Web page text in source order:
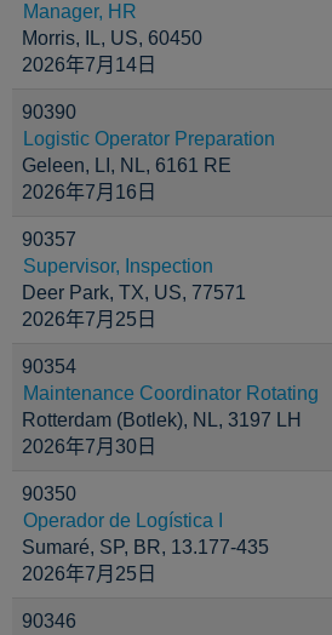
Manager, HR
Morris, IL, US, 60450
2026年7月14日
90390
Logistic Operator Preparation
Geleen, LI, NL, 6161 RE
2026年7月16日
90357
Supervisor, Inspection
Deer Park, TX, US, 77571
2026年7月25日
90354
Maintenance Coordinator Rotating
Rotterdam (Botlek), NL, 3197 LH
2026年7月30日
90350
Operador de Logística I
Sumaré, SP, BR, 13.177-435
2026年7月25日
90346